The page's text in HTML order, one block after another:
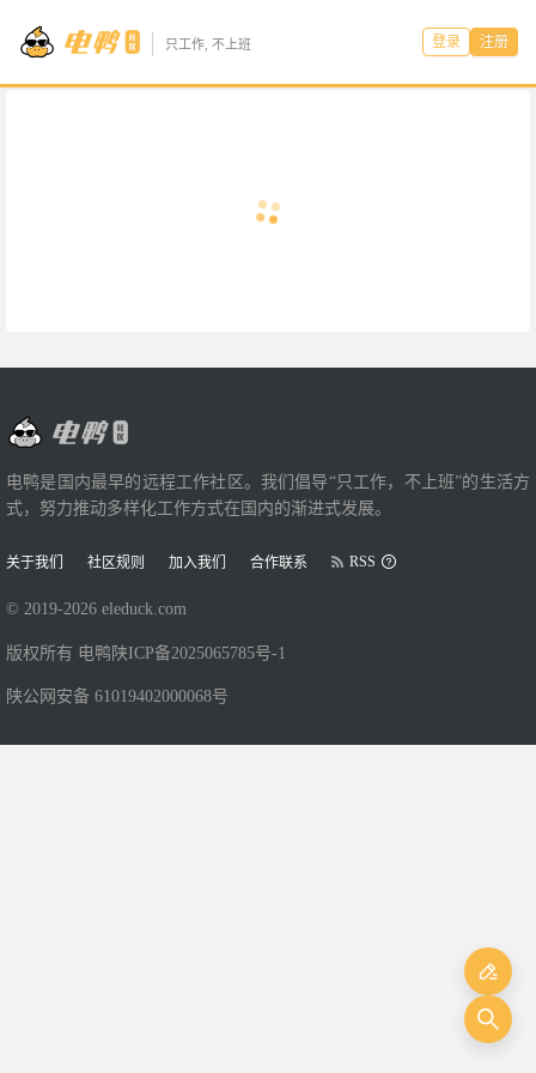
只工作, 不上班 登录 注册
电鸭是国内最早的远程工作社区。我们倡导“只工作，不上班”的生活方
式，努力推动多样化工作方式在国内的渐进式发展。
关于我们 社区规则 加入我们 合作联系 RSS
© 2019-2026 eleduck.com
版权所有 电鸭 陕ICP备2025065785号-1
陕公网安备 61019402000068号